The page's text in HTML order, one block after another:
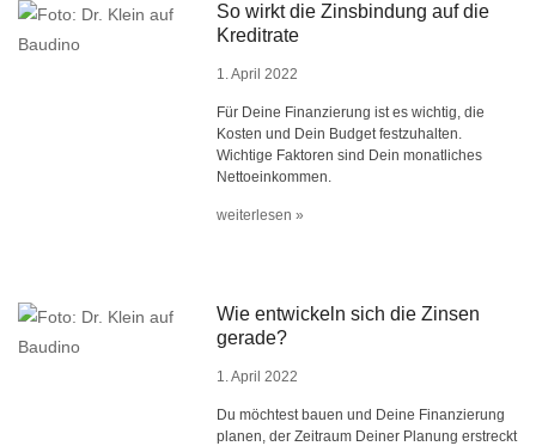
So wirkt die Zinsbindung auf die
Kreditrate
1. April 2022
Für Deine Finanzierung ist es wichtig, die
Kosten und Dein Budget festzuhalten.
Wichtige Faktoren sind Dein monatliches
Nettoeinkommen.
weiterlesen »
Wie entwickeln sich die Zinsen
gerade?
1. April 2022
Du möchtest bauen und Deine Finanzierung
planen, der Zeitraum Deiner Planung erstreckt